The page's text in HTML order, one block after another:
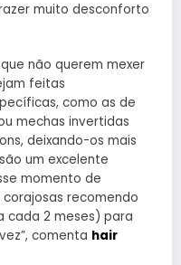
muito desconforto
não querem mexer
feitas
como as de
mechas invertidas
deixando-os mais
um excelente
momento de
recomendo
cada 2 meses) para
comenta hair